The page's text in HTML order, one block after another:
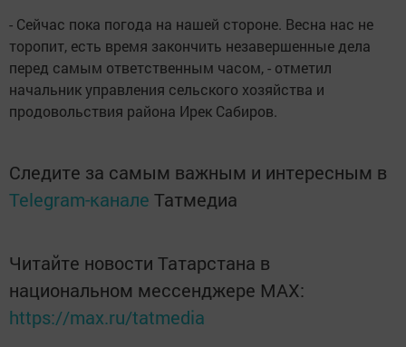
- Сейчас пока погода на нашей стороне. Весна нас не
торопит, есть время закончить незавершенные дела
перед самым ответственным часом, - отметил
начальник управления сельского хозяйства и
продовольствия района Ирек Сабиров.
Следите за самым важным и интересным в
Telegram-канале Татмедиа
Читайте новости Татарстана в
национальном мессенджере MАХ:
https://max.ru/tatmedia